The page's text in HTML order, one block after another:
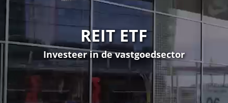
REIT ETF
Investeer in de vastgoedsector